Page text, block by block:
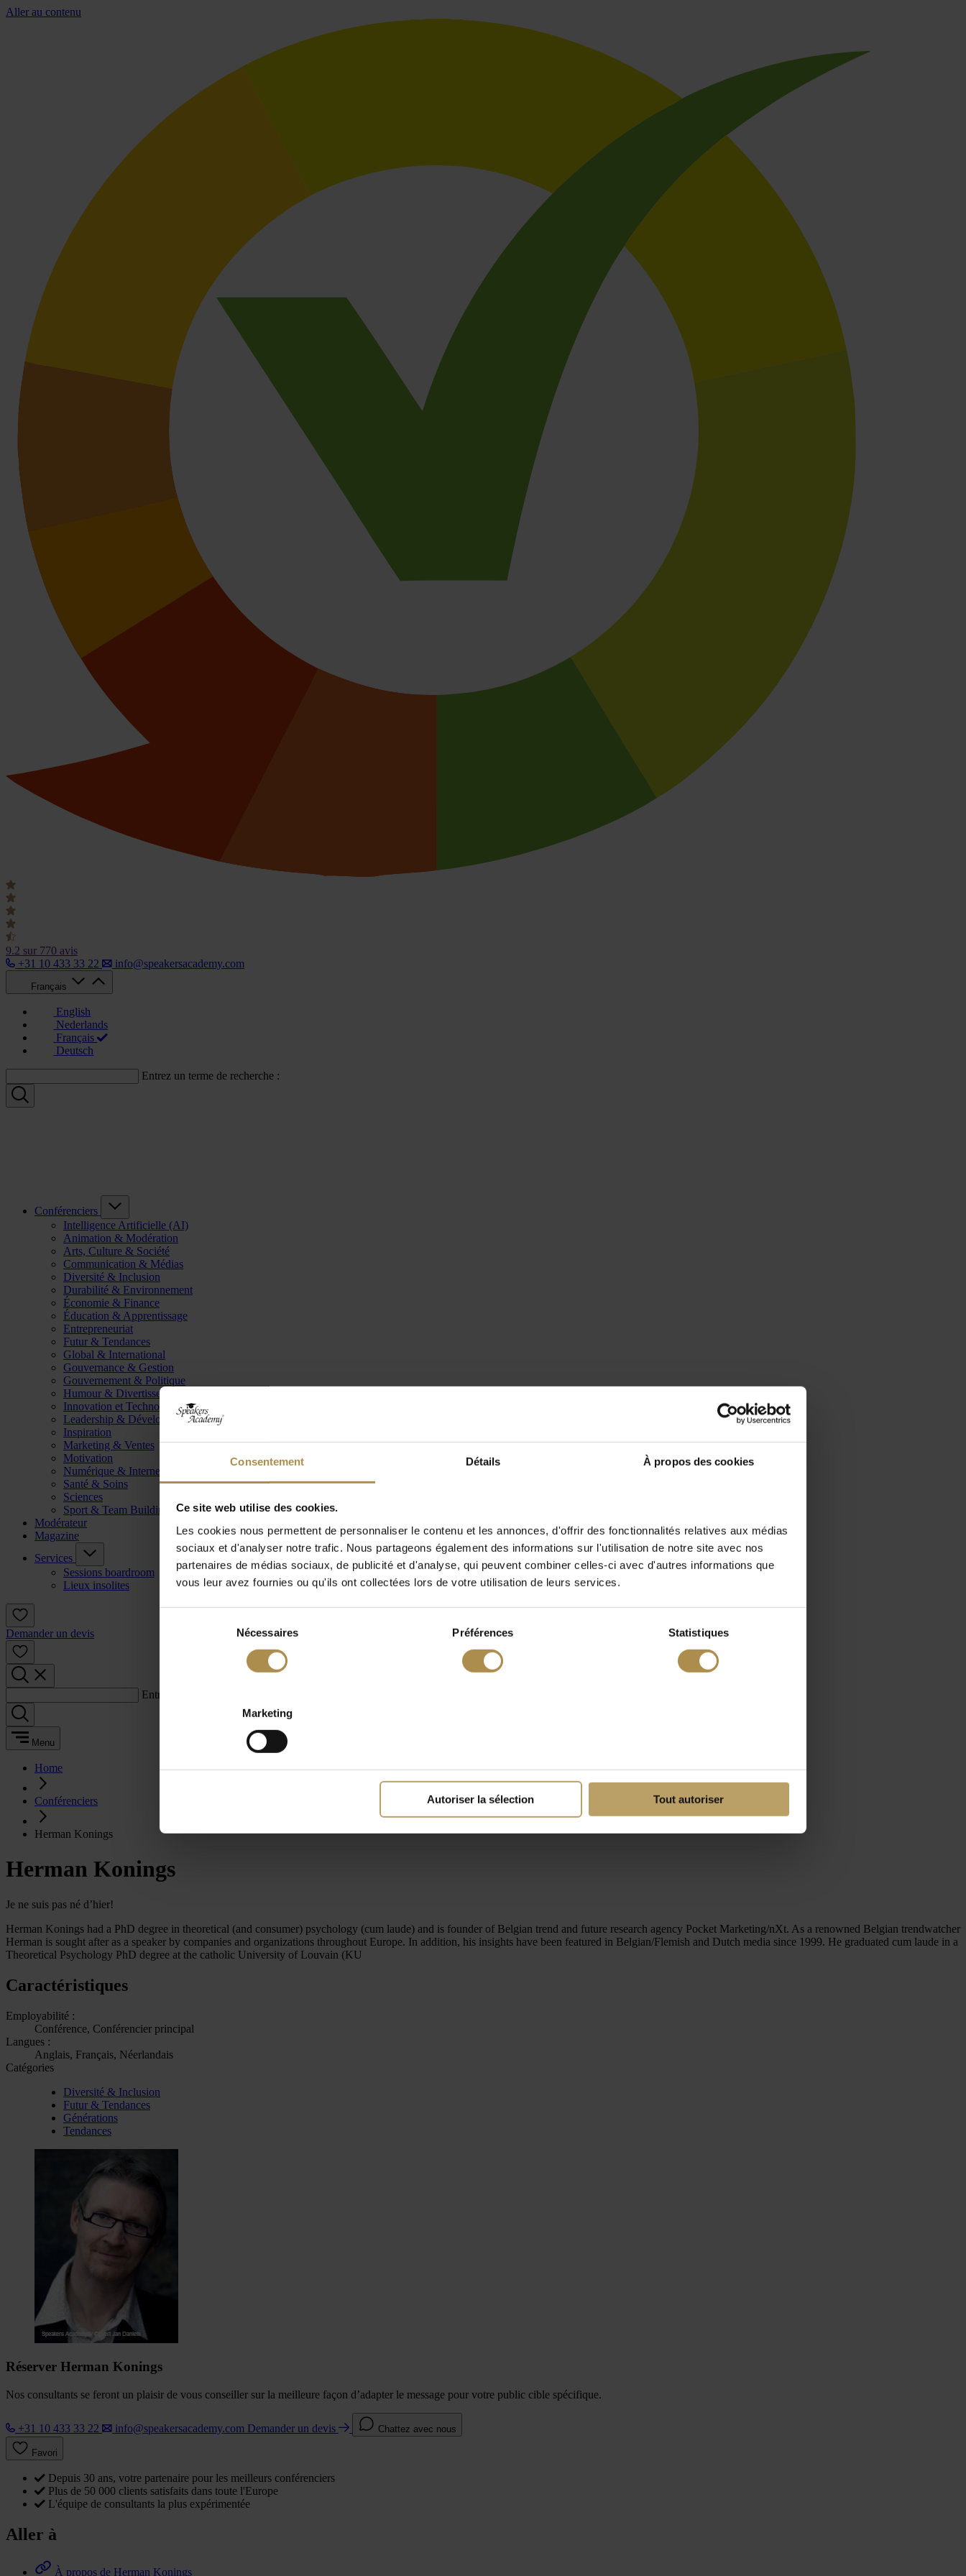
Consentement Détails À propos des cookies
Ce site web utilise des cookies.
Les cookies nous permettent de personnaliser le contenu et les annonces, d'offrir des fonctionnalités relatives aux médias
sociaux et d'analyser notre trafic. Nous partageons également des informations sur l'utilisation de notre site avec nos
partenaires de médias sociaux, de publicité et d'analyse, qui peuvent combiner celles-ci avec d'autres informations que
vous leur avez fournies ou qu'ils ont collectées lors de votre utilisation de leurs services.
Nécessaires Préférences Statistiques
Marketing
Autoriser la sélection Tout autoriser
Aller au contenu
9.2 sur 770 avis
+31 10 433 33 22
info@speakersacademy.com
Français
English
Nederlands
Français
Deutsch
Entrez un terme de recherche :
Conférenciers
Intelligence Artificielle (AI)
Animation & Modération
Arts, Culture & Société
Communication & Médias
Diversité & Inclusion
Durabilité & Environnement
Économie & Finance
Éducation & Apprentissage
Entrepreneuriat
Futur & Tendances
Global & International
Gouvernance & Gestion
Gouvernement & Politique
Humour & Divertissement
Innovation et Technologie
Leadership & Développement
Inspiration
Marketing & Ventes
Motivation
Numérique & Internet
Santé & Soins
Sciences
Sport & Team Building
Modérateur
Magazine
Services
Sessions boardroom
Lieux insolites
Demander un devis
Entrez un terme de recherche :
Menu
Home
Conférenciers
Herman Konings
Herman Konings
Je ne suis pas né d’hier!
Herman Konings had a PhD degree in theoretical (and consumer) psychology (cum laude) and is founder of Belgian trend and future research agency Pocket Marketing/nXt. As a renowned Belgian trendwatcher
Herman is sought after as a speaker by companies and organizations throughout Europe. In addition, his insights have been featured in Belgian/Flemish and Dutch media since 1999. He graduated cum laude in a
Theoretical Psychology PhD degree at the catholic University of Louvain (KU
Caractéristiques
Employabilité :
Conférence, Conférencier principal
Langues :
Anglais, Français, Néerlandais
Catégories
Diversité & Inclusion
Futur & Tendances
Générations
Tendances
Réserver Herman Konings
Nos consultants se feront un plaisir de vous conseiller sur la meilleure façon d’adapter le message pour votre public cible spécifique.
+31 10 433 33 22 info@speakersacademy.com Demander un devis Chattez avec nous
Favori
Depuis 30 ans, votre partenaire pour les meilleurs conférenciers
Plus de 50 000 clients satisfaits dans toute l'Europe
L'équipe de consultants la plus expérimentée
Aller à
À propos de Herman Konings